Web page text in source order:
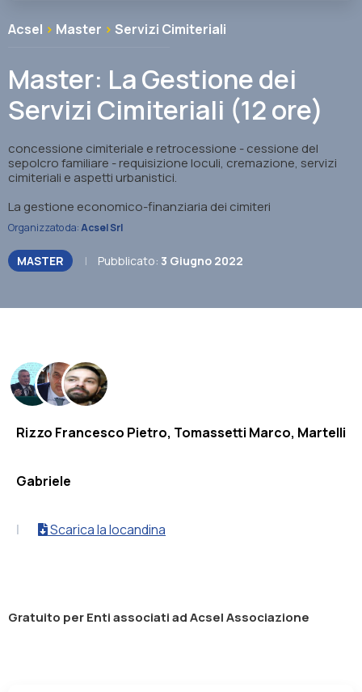
Acsel > Master > Servizi Cimiteriali
Master: La Gestione dei
Servizi Cimiteriali (12 ore)
concessione cimiteriale e retrocessione - cessione del
sepolcro familiare - requisizione loculi, cremazione, servizi
cimiteriali e aspetti urbanistici.
La gestione economico-finanziaria dei cimiteri
Organizzato da:Acsel Srl
MASTER | Pubblicato: 3 Giugno 2022
Rizzo Francesco Pietro, Tomassetti Marco, Martelli
Gabriele
| Scarica la locandina
Gratuito per Enti associati ad Acsel Associazione